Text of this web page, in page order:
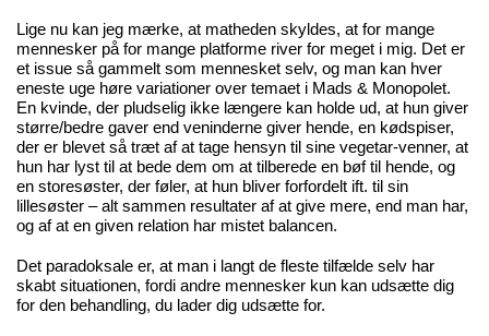
Lige nu kan jeg mærke, at matheden skyldes, at for mange
mennesker på for mange platforme river for meget i mig. Det er
et issue så gammelt som mennesket selv, og man kan hver
eneste uge høre variationer over temaet i Mads & Monopolet.
En kvinde, der pludselig ikke længere kan holde ud, at hun giver
større/bedre gaver end veninderne giver hende, en kødspiser,
der er blevet så træt af at tage hensyn til sine vegetar-venner, at
hun har lyst til at bede dem om at tilberede en bøf til hende, og
en storesøster, der føler, at hun bliver forfordelt ift. til sin
lillesøster – alt sammen resultater af at give mere, end man har,
og af at en given relation har mistet balancen.
Det paradoksale er, at man i langt de fleste tilfælde selv har
skabt situationen, fordi andre mennesker kun kan udsætte dig
for den behandling, du lader dig udsætte for.